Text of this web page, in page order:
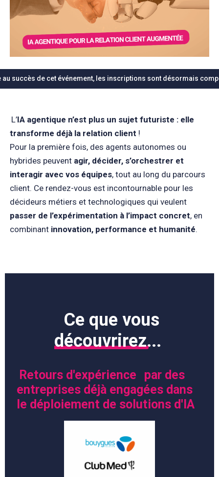
au succès de cet événement, les inscriptions sont désormais
L’IA agentique n’est plus un sujet futuriste : elle
transforme déjà la relation client !
Pour la première fois, des agents autonomes ou
hybrides peuvent agir, décider, s’orchestrer et
interagir avec vos équipes, tout au long du parcours
client. Ce rendez-vous est incontournable pour les
décideurs métiers et technologiques qui veulent
passer de l’expérimentation à l’impact concret, en
combinant innovation, performance et humanité.
Ce que vous
découvrirez...
Retours d'expérience
par des
entreprises déjà engagées dans
le déploiement de solutions d'IA